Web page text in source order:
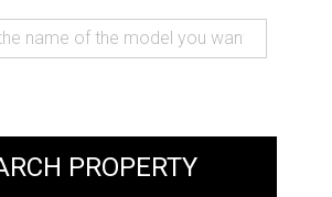
PROPERTY